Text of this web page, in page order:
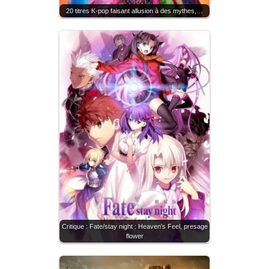
20 titres K-pop faisant allusion à des mythes,…
Critique : Fate/stay night : Heaven's Feel, presage
flower